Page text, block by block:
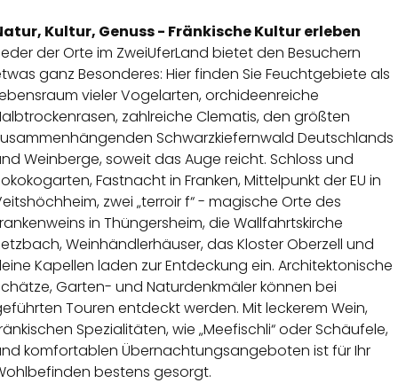
Kultur, Genuss - Fränkische Kultur erleben
der Orte im ZweiUferLand bietet den Besuchern
ganz Besonderes: Hier finden Sie Feuchtgebiete als
vieler Vogelarten, orchideenreiche
zahlreiche Clematis, den größten
Schwarzkiefernwald Deutschlands
Weinberge, soweit das Auge reicht. Schloss und
Fastnacht in Franken, Mittelpunkt der EU in
zwei „terroir f“ - magische Orte des
in Thüngersheim, die Wallfahrtskirche
Weinhändlerhäuser, das Kloster Oberzell und
Kapellen laden zur Entdeckung ein. Architektonische
Garten- und Naturdenkmäler können bei
Touren entdeckt werden. Mit leckerem Wein,
Spezialitäten, wie „Meefischli“ oder Schäufele,
komfortablen Übernachtungsangeboten ist für Ihr
bestens gesorgt.